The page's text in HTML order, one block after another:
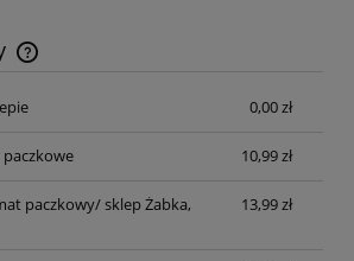
kosztów płatności
0,00 zł
10,99 zł
paczkowy/ sklep Żabka,
13,99 zł